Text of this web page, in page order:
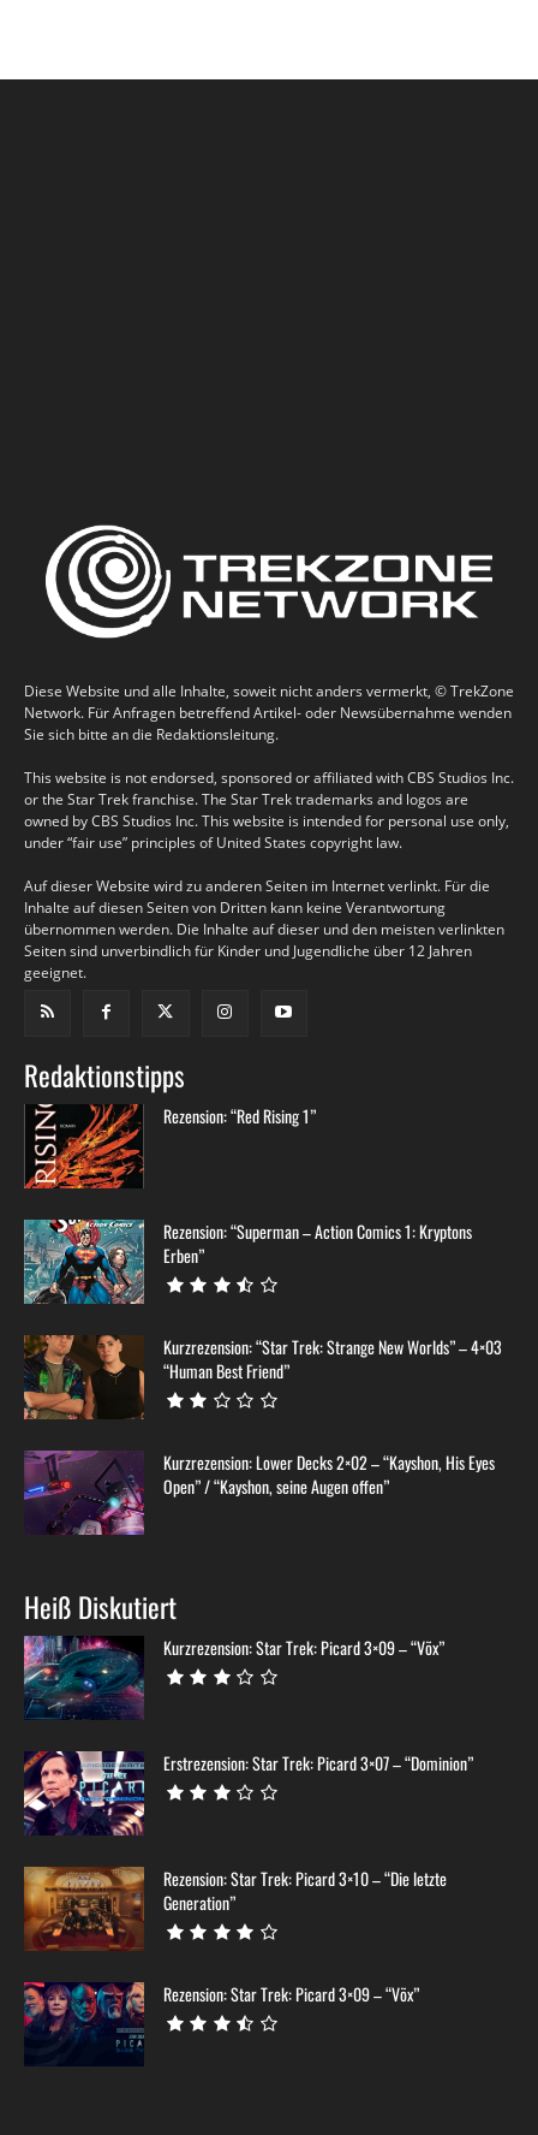
Diese Website und alle Inhalte, soweit nicht anders vermerkt, © TrekZone
Network. Für Anfragen betreffend Artikel- oder Newsübernahme wenden
Sie sich bitte an die Redaktionsleitung.
This website is not endorsed, sponsored or affiliated with CBS Studios Inc.
or the Star Trek franchise. The Star Trek trademarks and logos are
owned by CBS Studios Inc. This website is intended for personal use only,
under “fair use” principles of United States copyright law.
Auf dieser Website wird zu anderen Seiten im Internet verlinkt. Für die
Inhalte auf diesen Seiten von Dritten kann keine Verantwortung
übernommen werden. Die Inhalte auf dieser und den meisten verlinkten
Seiten sind unverbindlich für Kinder und Jugendliche über 12 Jahren
geeignet.
Redaktionstipps
Rezension: “Red Rising 1”
Rezension: “Superman – Action Comics 1: Kryptons
Erben”
Kurzrezension: “Star Trek: Strange New Worlds” – 4×03
“Human Best Friend”
Kurzrezension: Lower Decks 2×02 – “Kayshon, His Eyes
Open” / “Kayshon, seine Augen offen”
Heiß Diskutiert
Kurzrezension: Star Trek: Picard 3×09 – “Võx”
Erstrezension: Star Trek: Picard 3×07 – “Dominion”
Rezension: Star Trek: Picard 3×10 – “Die letzte
Generation”
Rezension: Star Trek: Picard 3×09 – “Võx”